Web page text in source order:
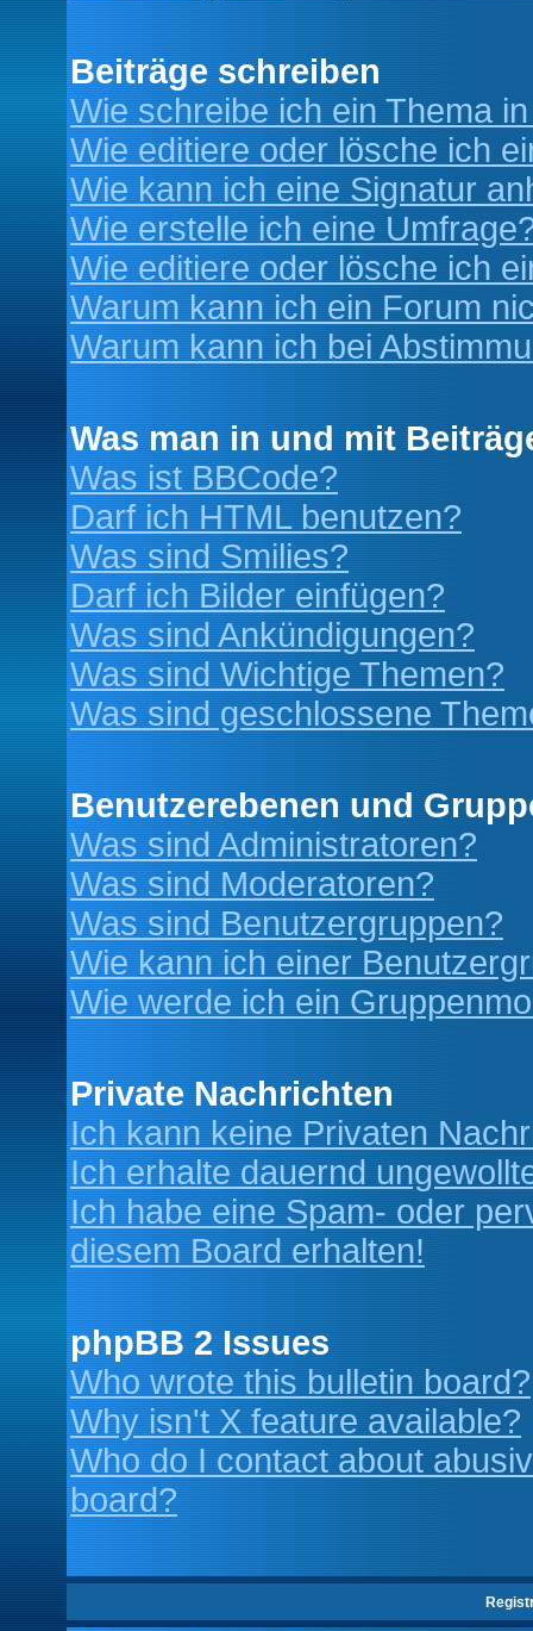
Beiträge schreiben
Wie schreibe ich ein Thema
Wie editiere oder lösche ich
Wie kann ich eine Signatur
Wie erstelle ich eine
Wie editiere oder lösche ich
Warum kann ich ein Forum
Warum kann ich bei
Was man in und mit
Was ist BBCode?
Darf ich HTML benutzen?
Was sind Smilies?
Darf ich Bilder einfügen?
Was sind Ankündigungen?
Was sind Wichtige Themen?
Was sind geschlossene
Benutzerebenen und
Was sind Administratoren?
Was sind Moderatoren?
Was sind Benutzergruppen?
Wie kann ich einer
Wie werde ich ein
Private Nachrichten
Ich kann keine Privaten
Ich erhalte dauernd
Ich habe eine Spam- oder
diesem Board erhalten!
phpBB 2 Issues
Who wrote this bulletin board?
Why isn't X feature available?
Who do I contact about
board?